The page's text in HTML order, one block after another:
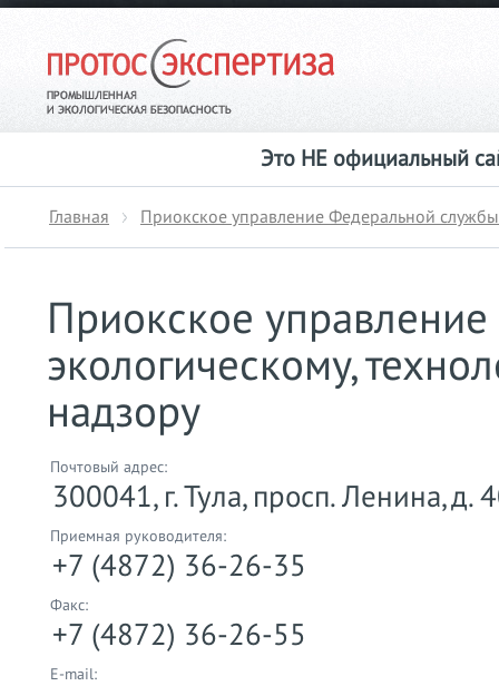
Это НЕ официальный
Главная Приокское управление Федеральной
Приокское
экологическому,
надзору
Почтовый адрес:
300041, г. Тула, просп. Ленина, д.
Приемная руководителя:
+7 (4872) 36-26-35
Факс:
+7 (4872) 36-26-55
E-mail: